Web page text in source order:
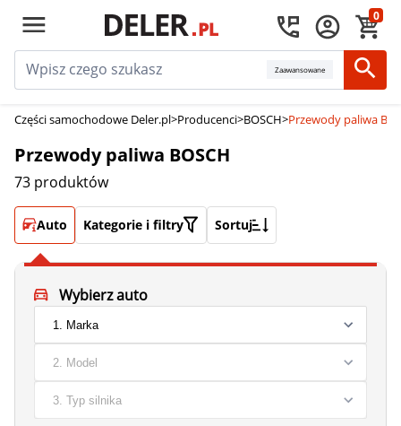
0
Zaawansowane
Części samochodowe Deler.pl>Producenci>BOSCH>Przewody paliwa
Przewody paliwa BOSCH
73 produktów
Auto Kategorie i filtry Sortuj
Wybierz auto